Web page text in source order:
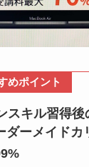
めポイント
スキル習得後
ダーメイドカ